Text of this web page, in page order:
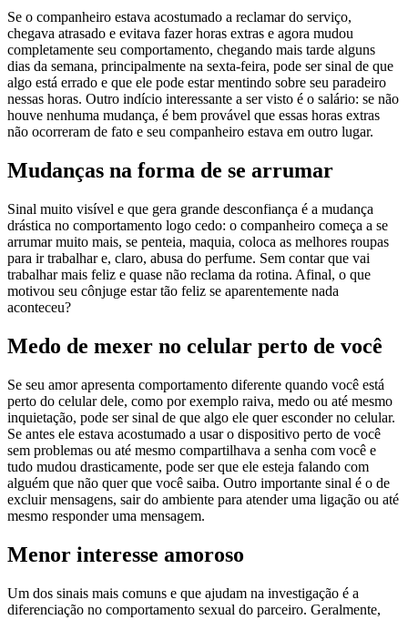
Se o companheiro estava acostumado a reclamar do serviço,
chegava atrasado e evitava fazer horas extras e agora mudou
completamente seu comportamento, chegando mais tarde alguns
dias da semana, principalmente na sexta-feira, pode ser sinal de que
algo está errado e que ele pode estar mentindo sobre seu paradeiro
nessas horas. Outro indício interessante a ser visto é o salário: se não
houve nenhuma mudança, é bem provável que essas horas extras
não ocorreram de fato e seu companheiro estava em outro lugar.
Mudanças na forma de se arrumar
Sinal muito visível e que gera grande desconfiança é a mudança
drástica no comportamento logo cedo: o companheiro começa a se
arrumar muito mais, se penteia, maquia, coloca as melhores roupas
para ir trabalhar e, claro, abusa do perfume. Sem contar que vai
trabalhar mais feliz e quase não reclama da rotina. Afinal, o que
motivou seu cônjuge estar tão feliz se aparentemente nada
aconteceu?
Medo de mexer no celular perto de você
Se seu amor apresenta comportamento diferente quando você está
perto do celular dele, como por exemplo raiva, medo ou até mesmo
inquietação, pode ser sinal de que algo ele quer esconder no celular.
Se antes ele estava acostumado a usar o dispositivo perto de você
sem problemas ou até mesmo compartilhava a senha com você e
tudo mudou drasticamente, pode ser que ele esteja falando com
alguém que não quer que você saiba. Outro importante sinal é o de
excluir mensagens, sair do ambiente para atender uma ligação ou até
mesmo responder uma mensagem.
Menor interesse amoroso
Um dos sinais mais comuns e que ajudam na investigação é a
diferenciação no comportamento sexual do parceiro. Geralmente,